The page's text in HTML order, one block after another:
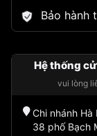
Bảo hành
Hệ thống
vui lòng
Chi nhánh Hà
38 phố Bạch